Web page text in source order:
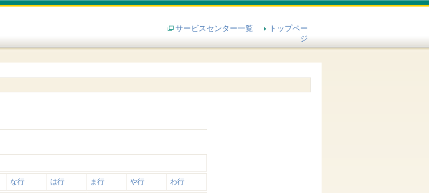
サービスセンター一覧
トップペー
ジ
な行 は行 ま行 や行 わ行